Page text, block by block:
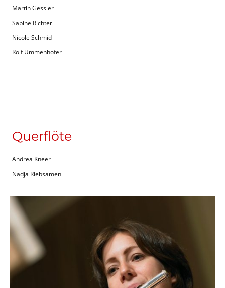
Martin Gessler
Sabine Richter
Nicole Schmid
Rolf Ummenhofer
Querflöte
Andrea Kneer
Nadja Riebsamen